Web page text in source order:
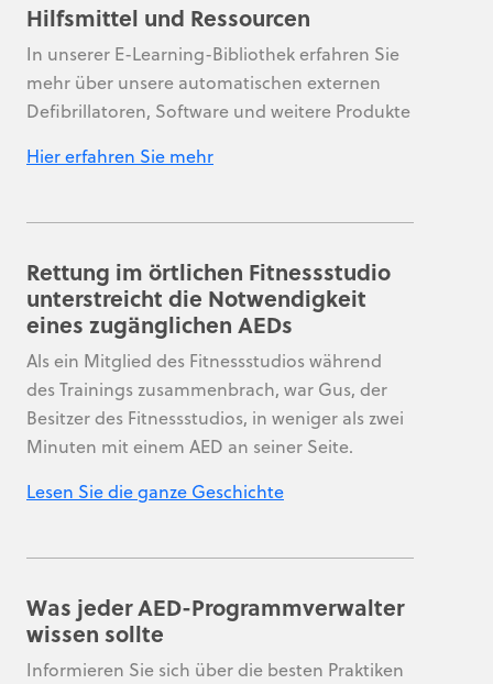
Hilfsmittel und Ressourcen
In unserer E-Learning-Bibliothek erfahren Sie
mehr über unsere automatischen externen
Defibrillatoren, Software und weitere Produkte
Hier erfahren Sie mehr
Rettung im örtlichen Fitnessstudio
unterstreicht die Notwendigkeit
eines zugänglichen AEDs
Als ein Mitglied des Fitnessstudios während
des Trainings zusammenbrach, war Gus, der
Besitzer des Fitnessstudios, in weniger als zwei
Minuten mit einem AED an seiner Seite.
Lesen Sie die ganze Geschichte
Was jeder AED-Programmverwalter
wissen sollte
Informieren Sie sich über die besten Praktiken